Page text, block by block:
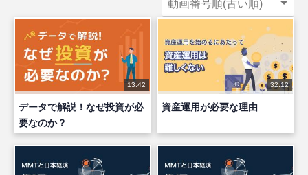
13:42
データで解説！なぜ投資が必
要なのか？
32:12
資産運用が必要な理由